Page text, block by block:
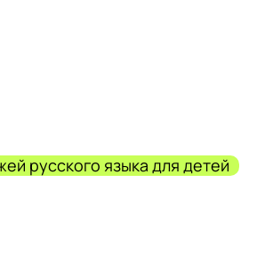
русского языка для детей